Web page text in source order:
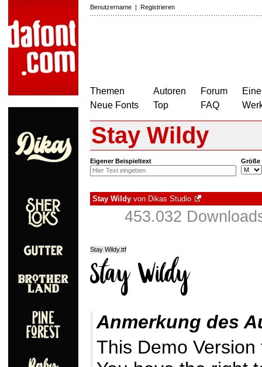
Benutzername | Registrieren
Themen
Neue Fonts
Autoren
Top
Forum
FAQ
Stay Wildy
Eigener Beispieltext Größe
Stay Wildy von Dikas Studio
453.032
Stay Wildy.ttf
Anmerkung des
This Demo